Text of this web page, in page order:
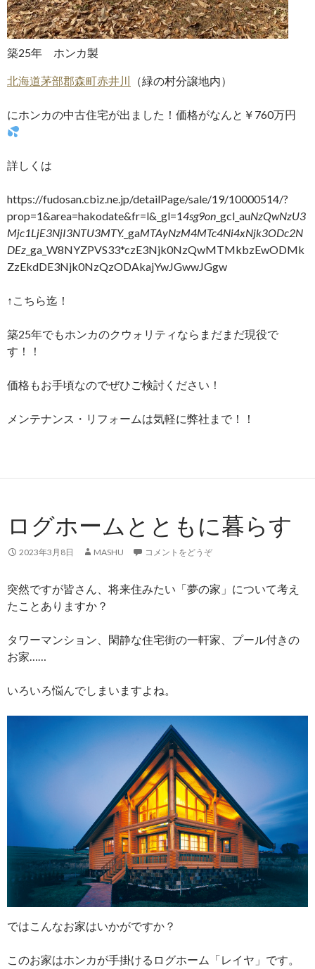
築25年 ホンカ製
北海道茅部郡森町赤井川 （緑の村分譲地内）
にホンカの中古住宅が出ました！価格がなんと￥760万円
詳しくは
https://fudosan.cbiz.ne.jp/detailPage/sale/19/10000514/?
prop=1&area=hakodate&fr=l&_gl=14sg9on _gcl_auNzQwNzU3
Mjc1LjE3NjI3NTU3MTY. _gaMTAyNzM4MTc4Ni4xNjk3ODc2N
DEz _ga_W8NYZPVS33*czE3Njk0NzQwMTMkbzEwODMk
ZzEkdDE3Njk0NzQzODAkajYwJGwwJGgw
↑こちら迄！
築25年でもホンカのクウォリティならまだまだ現役で
す！！
価格もお手頃なのでぜひご検討ください！
メンテナンス・リフォームは気軽に弊社まで！！
ログホームとともに暮らす
2023年3月8日 MASHU コメントをどうぞ
突然ですが皆さん、将来住みたい「夢の家」について考え
たことありますか？
タワーマンション、閑静な住宅街の一軒家、プール付きの
お家……
いろいろ悩んでしまいますよね。
ではこんなお家はいかがですか？
このお家はホンカが手掛けるログホーム「レイヤ」です。